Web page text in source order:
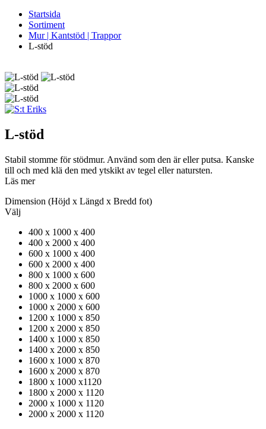
Startsida
Sortiment
Mur | Kantstöd | Trappor
L-stöd
L-stöd
Stabil stomme för stödmur. Använd som den är eller putsa. Kanske
till och med klä den med ytskikt av tegel eller natursten.
Läs mer
Dimension (Höjd x Längd x Bredd fot)
Välj
400 x 1000 x 400
400 x 2000 x 400
600 x 1000 x 400
600 x 2000 x 400
800 x 1000 x 600
800 x 2000 x 600
1000 x 1000 x 600
1000 x 2000 x 600
1200 x 1000 x 850
1200 x 2000 x 850
1400 x 1000 x 850
1400 x 2000 x 850
1600 x 1000 x 870
1600 x 2000 x 870
1800 x 1000 x1120
1800 x 2000 x 1120
2000 x 1000 x 1120
2000 x 2000 x 1120